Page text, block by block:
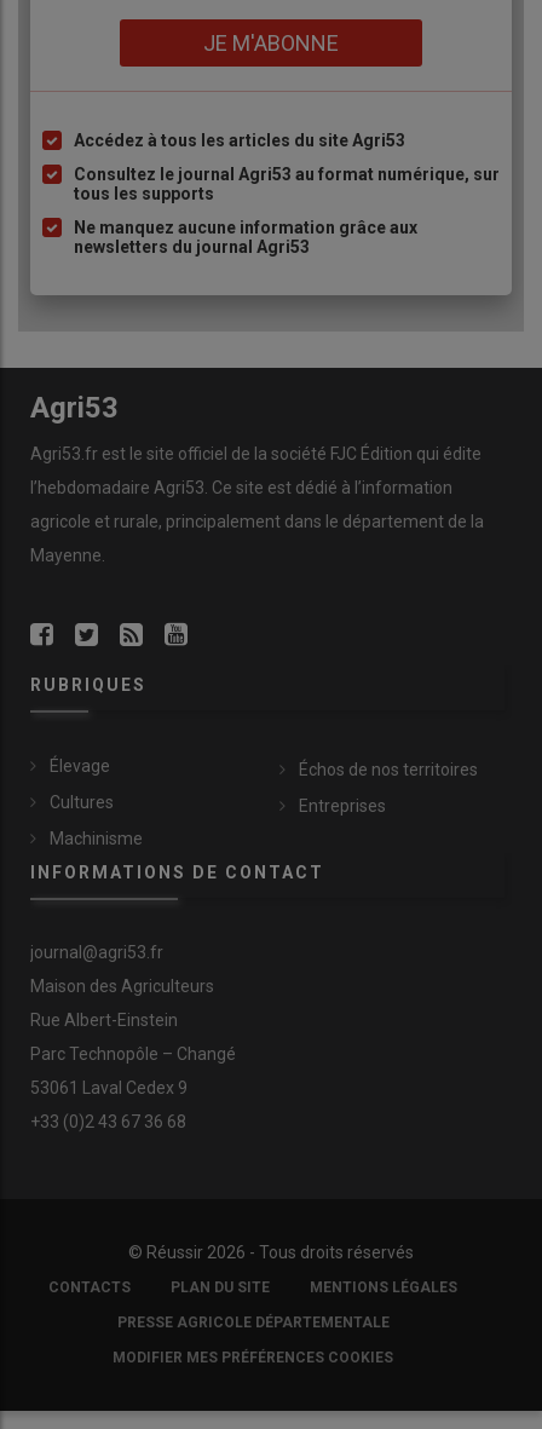
JE M'ABONNE
Liste
à
puce
Accédez à tous les articles du site Agri53
Consultez le journal Agri53 au format numérique, sur
tous les supports
Ne manquez aucune information grâce aux
newsletters du journal Agri53
Agri53
Agri53.fr est le site officiel de la société FJC Édition qui édite
l’hebdomadaire Agri53. Ce site est dédié à l’information
agricole et rurale, principalement dans le département de la
Mayenne.
RUBRIQUES
Élevage
Cultures
Machinisme
Échos de nos territoires
Entreprises
INFORMATIONS DE CONTACT
journal@agri53.fr
Maison des Agriculteurs
Rue Albert-Einstein
Parc Technopôle – Changé
53061 Laval Cedex 9
+33 (0)2 43 67 36 68
© Réussir 2026 - Tous droits réservés
FOOTER
COPYRIGHT
CONTACTS PLAN DU SITE MENTIONS LÉGALES
PRESSE AGRICOLE DÉPARTEMENTALE
MODIFIER MES PRÉFÉRENCES COOKIES